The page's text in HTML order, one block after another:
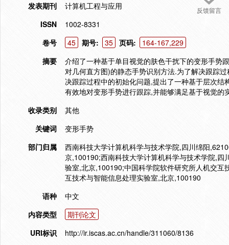
反馈留言
发表期刊
计算机工程与应用
ISSN
1002-8331
卷号
45 期号: 35 页码:
164-167,229
摘要
介绍了一种基于单目视觉的肤色干扰下的变形手势
对几何直方图)的静态手势识别方法.为了解决跟踪
决跟踪过程中的初始化问题,提出了一种基于层次
有效地对变形手势进行跟踪,并能够满足基于视觉的
收录类别
其他
关键词
变形手势
部门归属
西南科技大学计算机科学与技术学院,四川绵阳
京,100190;西南科技大学计算机科学与技术学院,
验室,北京,100190;中国科学院软件研究所人机交
互技术与智能信息处理实验室,北京,100190
语种
中文
内容类型
期刊论文
URI标识
http://ir.iscas.ac.cn/handle/311060/8136